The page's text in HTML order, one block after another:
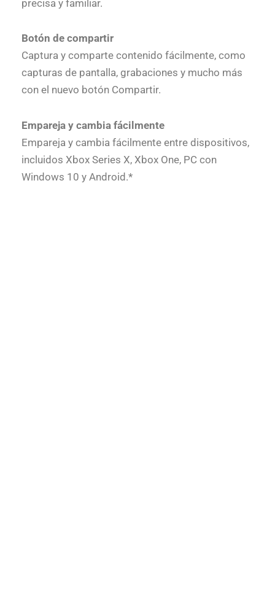
precisa y familiar.
Botón de compartir
Captura y comparte contenido fácilmente, como
capturas de pantalla, grabaciones y mucho más
con el nuevo botón Compartir.
Empareja y cambia fácilmente
Empareja y cambia fácilmente entre dispositivos,
incluidos Xbox Series X, Xbox One, PC con
Windows 10 y Android.*